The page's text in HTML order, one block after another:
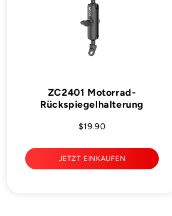
ZC2401 Motorrad-
Rückspiegelhalterung
$19.90
JETZT EINKAUFEN